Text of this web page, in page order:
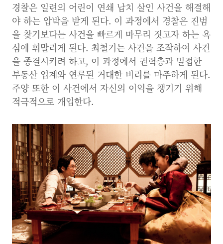
경찰은 일련의 어린이 연쇄 납치 살인 사건을 해결해
야 하는 압박을 받게 된다. 이 과정에서 경찰은 진범
을 찾기보다는 사건을 빠르게 마무리 짓고자 하는 욕
심에 휘말리게 된다. 최철기는 사건을 조작하여 사건
을 종결시키려 하고, 이 과정에서 권력층과 밀접한
부동산 업계와 연루된 거대한 비리를 마주하게 된다.
주양 또한 이 사건에서 자신의 이익을 챙기기 위해
적극적으로 개입한다.